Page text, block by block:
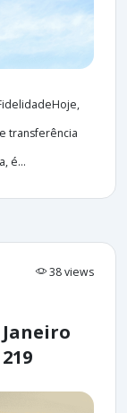
transferência
é...
38 views